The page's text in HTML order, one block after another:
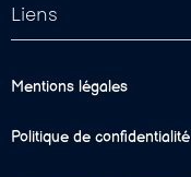
Liens
Mentions légales
Politique de confidentialité